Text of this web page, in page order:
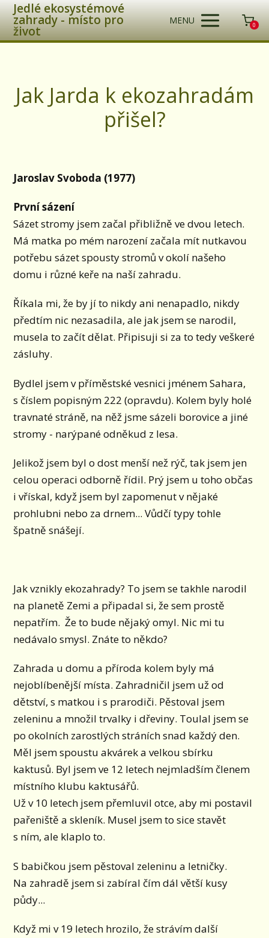
Jedlé ekosystémové
zahrady - místo pro
život
MENU 0
Jak Jarda k ekozahradám
přišel?
Jaroslav Svoboda (1977)
První sázení
Sázet stromy jsem začal přibližně ve dvou letech.
Má matka po mém narození začala mít nutkavou
potřebu sázet spousty stromů v okolí našeho
domu i různé keře na naší zahradu.
Říkala mi, že by jí to nikdy ani nenapadlo, nikdy
předtím nic nezasadila, ale jak jsem se narodil,
musela to začít dělat. Připisuji si za to tedy veškeré
zásluhy.
Bydlel jsem v příměstské vesnici jménem Sahara,
s číslem popisným 222 (opravdu). Kolem byly holé
travnaté stráně, na něž jsme sázeli borovice a jiné
stromy - narýpané odněkud z lesa.
Jelikož jsem byl o dost menší než rýč, tak jsem jen
celou operaci odborně řídil. Prý jsem u toho občas
i vřískal, když jsem byl zapomenut v nějaké
prohlubni nebo za drnem... Vůdčí typy tohle
špatně snášejí.
Jak vznikly ekozahrady? To jsem se takhle narodil
na planetě Zemi a připadal si, že sem prostě
nepatřím. Že to bude nějaký omyl. Nic mi tu
nedávalo smysl. Znáte to někdo?
Zahrada u domu a příroda kolem byly má
nejoblíbenější místa. Zahradničil jsem už od
dětství, s matkou i s prarodiči. Pěstoval jsem
zeleninu a množil trvalky i dřeviny. Toulal jsem se
po okolních zarostlých stráních snad každý den.
Měl jsem spoustu akvárek a velkou sbírku
kaktusů. Byl jsem ve 12 letech nejmladším členem
místního klubu kaktusářů.
Už v 10 letech jsem přemluvil otce, aby mi postavil
pařeniště a skleník. Musel jsem to sice stavět
s ním, ale klaplo to.
S babičkou jsem pěstoval zeleninu a letničky.
Na zahradě jsem si zabíral čím dál větší kusy
půdy...
Když mi v 19 letech hrozilo, že strávím další